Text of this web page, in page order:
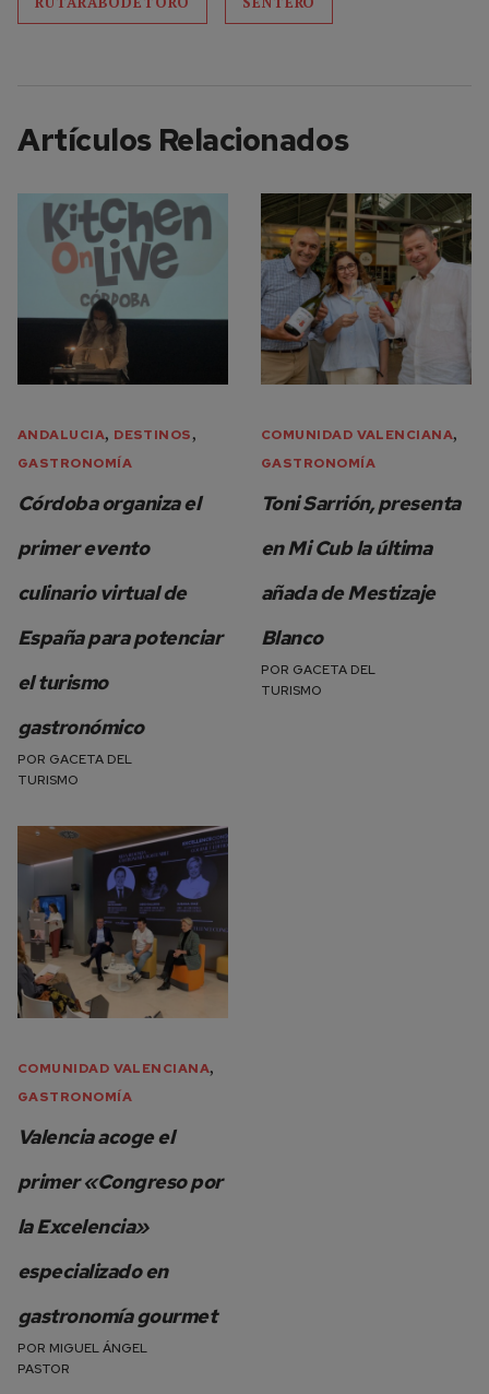
Artículos Relacionados
ANDALUCIA, DESTINOS,
GASTRONOMÍA
Córdoba organiza el
primer evento
culinario virtual de
España para potenciar
el turismo
gastronómico
POR GACETA DEL
TURISMO
COMUNIDAD VALENCIANA,
GASTRONOMÍA
Toni Sarrión, presenta
en Mi Cub la última
añada de Mestizaje
Blanco
POR GACETA DEL
TURISMO
COMUNIDAD VALENCIANA,
GASTRONOMÍA
Valencia acoge el
primer «Congreso por
la Excelencia»
especializado en
gastronomía gourmet
POR MIGUEL ÁNGEL
PASTOR